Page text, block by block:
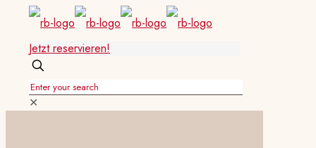
Jetzt reservieren!
✕